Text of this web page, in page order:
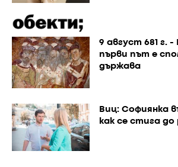
9 август 681 г. -
първи път е
държава
Виц: Софиянка
как се стига